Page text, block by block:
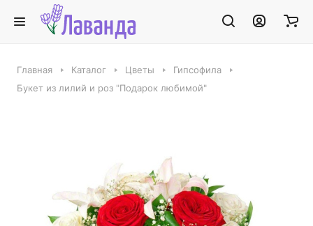
Главная Каталог Цветы
Гипсофила
Букет из лилий и роз "Подарок любимой"